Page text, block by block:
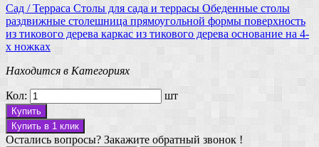
Сад / Терраса Столы для сада и террасы Обеденные столы
раздвижные столешница прямоугольной формы поверхность
из тикового дерева каркас из тикового дерева основание на 4-
х ножках
Находится в Категориях
Кол: шт
Купить
Купить в 1 клик
Остались вопросы? Закажите обратный звонок !